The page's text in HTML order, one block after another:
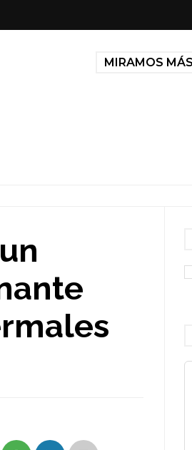
MIRAMOS